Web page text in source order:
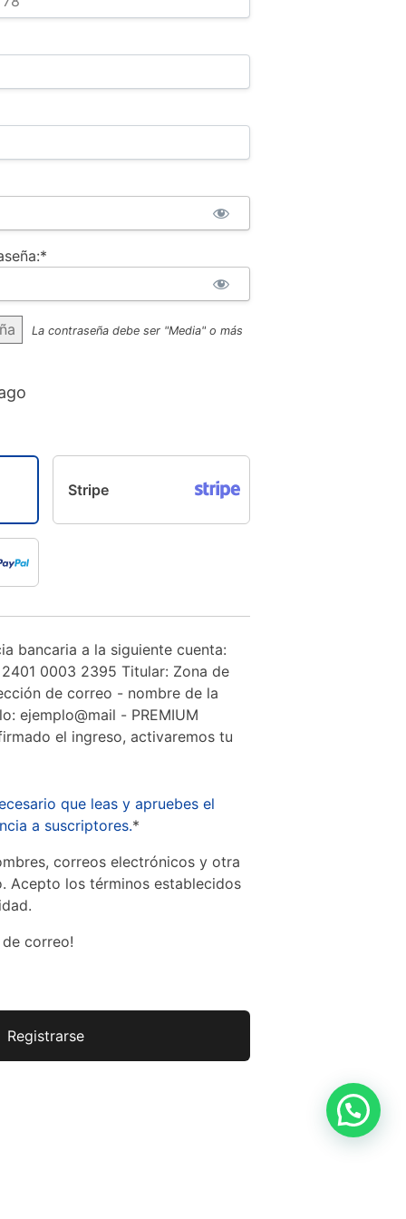
La contraseña debe ser "Media" o más
Stripe
bancaria a la siguiente cuenta:
0003 2395 Titular: Zona de
de correo - nombre de la
ejemplo@mail - PREMIUM
que leas y apruebes el
a suscriptores.*
correos electrónicos y otra
Acepto los términos establecidos
de correo!